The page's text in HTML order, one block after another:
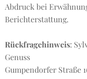
Abdruck bei
Berichterstattung.
Rückfragehinweis:
Genuss
Gumpendorfer Straße